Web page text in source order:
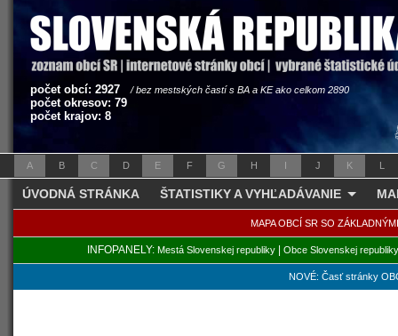
počet obcí: 2927 / bez mestských častí s BA a KE ako celkom 2890
počet okresov: 79
počet krajov: 8
A B C D E F G H I J K L
ÚVODNÁ STRÁNKA ŠTATISTIKY A VYHĽADÁVANIE
MAPA OBCÍ SR SO
INFOPANELY: Mestá Slovenskej republiky| Obce Slovenskej republiky
NOVÉ: Časť stránky